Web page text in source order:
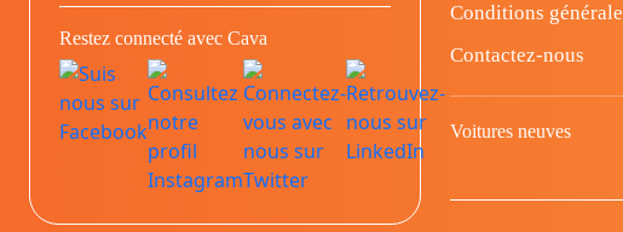
Restez connecté avec Cava
Conditions
Contactez-nous
Voitures neuves